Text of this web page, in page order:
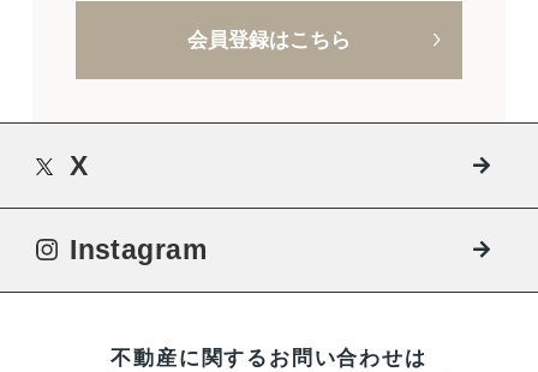
会員登録はこちら
X
Instagram
不動産に関するお問い合わせは